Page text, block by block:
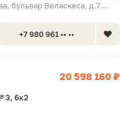
бульвар Веласкеса, д.7...
+7 980 961 •• ••
20 598 160 ₽
3, 6к2